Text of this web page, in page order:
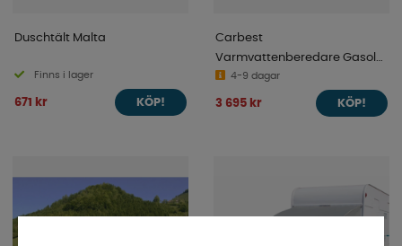
Duschtält Malta
Finns i lager
671 kr KÖP!
Carbest
Varmvattenberedare Gasol
30mbar
4-9 dagar
3 695 kr KÖP!